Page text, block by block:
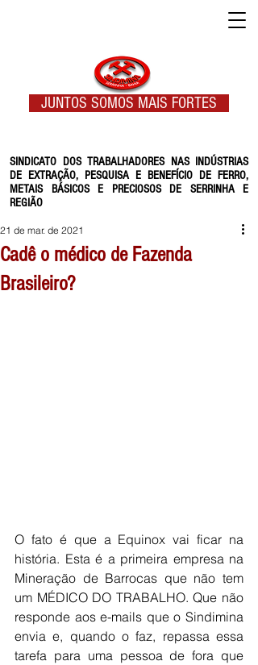
SINDICATO DOS TRABALHADORES NAS INDÚSTRIAS
DE EXTRAÇÃO, PESQUISA E BENEFÍCIO DE FERRO,
METAIS BÁSICOS E PRECIOSOS DE SERRINHA E
REGIÃO
JUNTOS SOMOS MAIS FORTES
Cadê o médico de Fazenda
Brasileiro?
21 de mar. de 2021
O fato é que a Equinox vai ficar na
história. Esta é a primeira empresa na
Mineração de Barrocas que não tem
um MÉDICO DO TRABALHO. Que não
responde aos e-mails que o Sindimina
envia e, quando o faz, repassa essa
tarefa para uma pessoa de fora que